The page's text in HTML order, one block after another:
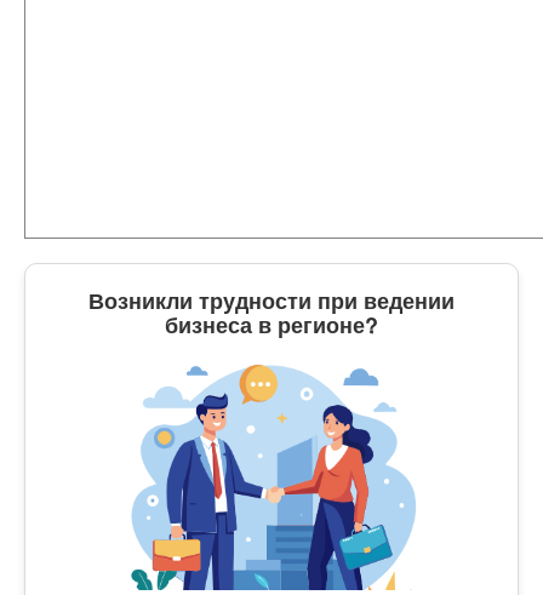
Возникли трудности при ведении
бизнеса в регионе?